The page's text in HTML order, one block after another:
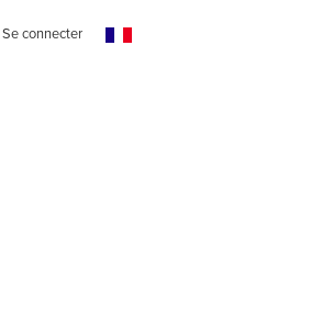
Se connecter